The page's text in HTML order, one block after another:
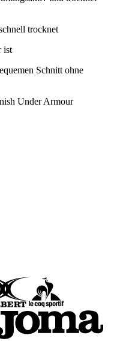
trocknet
ist
Schnitt ohne
Under Armour